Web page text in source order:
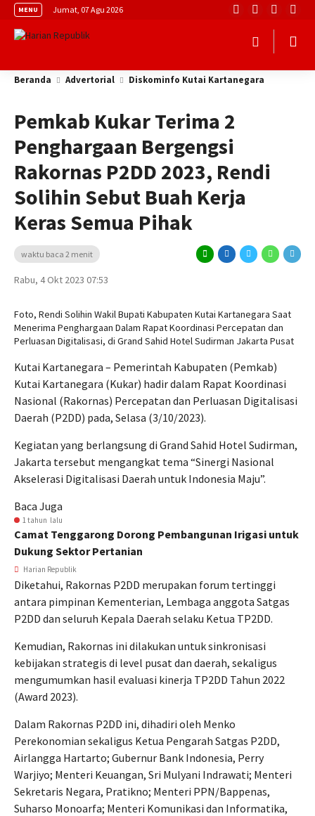
MENU Jumat, 07 Agu 2026
Beranda Advertorial Diskominfo Kutai Kartanegara
Pemkab Kukar Terima 2
Penghargaan Bergengsi
Rakornas P2DD 2023, Rendi
Solihin Sebut Buah Kerja
Keras Semua Pihak
waktu baca 2 menit
Rabu, 4 Okt 2023 07:53
Foto, Rendi Solihin Wakil Bupati Kabupaten Kutai Kartanegara Saat
Menerima Penghargaan Dalam Rapat Koordinasi Percepatan dan
Perluasan Digitalisasi, di Grand Sahid Hotel Sudirman Jakarta Pusat
Kutai Kartanegara – Pemerintah Kabupaten (Pemkab)
Kutai Kartanegara (Kukar) hadir dalam Rapat Koordinasi
Nasional (Rakornas) Percepatan dan Perluasan Digitalisasi
Daerah (P2DD) pada, Selasa (3/10/2023).
Kegiatan yang berlangsung di Grand Sahid Hotel Sudirman,
Jakarta tersebut mengangkat tema “Sinergi Nasional
Akselerasi Digitalisasi Daerah untuk Indonesia Maju”.
Baca Juga
1 tahun lalu
Camat Tenggarong Dorong Pembangunan Irigasi untuk
Dukung Sektor Pertanian
Harian Republik
Diketahui, Rakornas P2DD merupakan forum tertinggi
antara pimpinan Kementerian, Lembaga anggota Satgas
P2DD dan seluruh Kepala Daerah selaku Ketua TP2DD.
Kemudian, Rakornas ini dilakukan untuk sinkronisasi
kebijakan strategis di level pusat dan daerah, sekaligus
mengumumkan hasil evaluasi kinerja TP2DD Tahun 2022
(Award 2023).
Dalam Rakornas P2DD ini, dihadiri oleh Menko
Perekonomian sekaligus Ketua Pengarah Satgas P2DD,
Airlangga Hartarto; Gubernur Bank Indonesia, Perry
Warjiyo; Menteri Keuangan, Sri Mulyani Indrawati; Menteri
Sekretaris Negara, Pratikno; Menteri PPN/Bappenas,
Suharso Monoarfa; Menteri Komunikasi dan Informatika,